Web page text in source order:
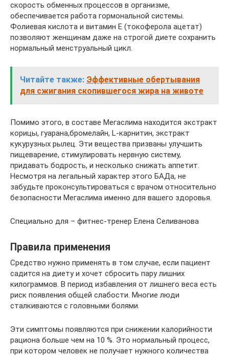
скорость обменных процессов в организме,
обеспечивается работа гормональной системы.
Фолиевая кислота и витамин Е (токоферола ацетат)
позволяют женщинам даже на строгой диете сохранить
нормальный менструальный цикл.
Читайте также: Эффективные обертывания
для сжигания скопившегося жира на животе
Помимо этого, в составе Мегаслима находится экстракт
корицы, гуарана,бромелайн, L-карнитин, экстракт
кукурузных рылец. Эти вещества призваны улучшить
пищеварение, стимулировать нервную систему,
придавать бодрость, и несколько снижать аппетит.
Несмотря на легальный характер этого БАДа, не
забудьте проконсультироваться с врачом относительно
безопасности Мегаслима именно для вашего здоровья.
Специально для – фитнес-тренер Елена Селиванова
Правила применения
Средство нужно применять в том случае, если пациент
садится на диету и хочет сбросить пару лишних
килограммов. В период избавления от лишнего веса есть
риск появления общей слабости. Многие люди
сталкиваются с головными болями.
Эти симптомы появляются при снижении калорийности
рациона больше чем на 10 %. Это нормальный процесс,
при котором человек не получает нужного количества